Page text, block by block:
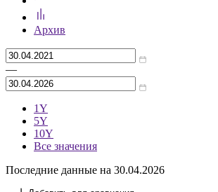
Архив
—
1Y
5Y
10Y
Все значения
Последние данные на 30.04.2026